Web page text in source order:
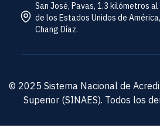
San José, Pavas, 1.3 kilómetros
de los Estados Unidos de
Chang Díaz.
© 2025 Sistema Nacional de
Superior (SINAES). Todos los